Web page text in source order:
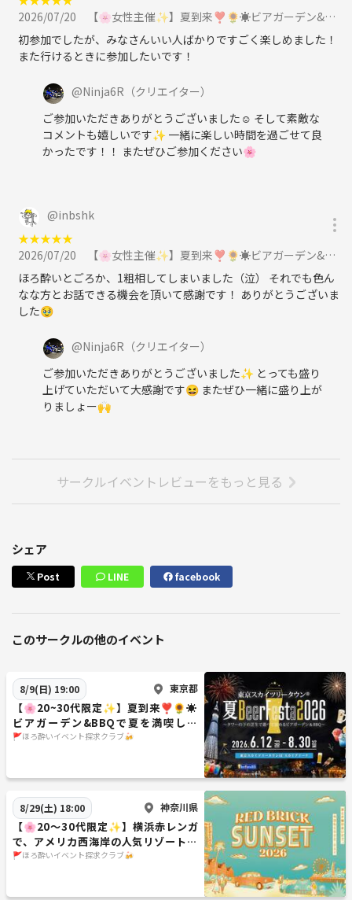
2026/07/20
【🌸女性主催✨】夏到来❣️🌻☀️ビアガーデン&BBQで夏を満喫しよう❣️🍖🔥に参加
初参加でしたが、みなさんいい人ばかりですごく楽しめました！
また行けるときに参加したいです！
@Ninja6R （クリエイター）
ご参加いただきありがとうございました☺️ そして素敵な
コメントも嬉しいです✨️ 一緒に楽しい時間を過ごせて良
かったです！！ またぜひご参加ください🌸
@inbshk
★★★★★
2026/07/20
【🌸女性主催✨】夏到来❣️🌻☀️ビアガーデン&BBQで夏を満喫しよう❣️🍖🔥に参加
ほろ酔いとごろか、1粗相してしまいました（泣） それでも色ん
なな方とお話できる機会を頂いて感謝です！ ありがとうございま
した🥹
@Ninja6R （クリエイター）
ご参加いただきありがとうございました✨️ とっても盛り
上げていただいて大感謝です😆 またぜひ一緒に盛り上が
りましょー🙌
サークルイベントレビューをもっと見る
シェア
Post LINE facebook
このサークルの他のイベント
8/9(日) 19:00 東京都
【🌸20~30代限定✨】夏到来❣️🌻☀️
ビアガーデン&BBQで夏を満喫しよ
う❣️🍖🔥
🚩ほろ酔いイベント探求クラブ🍻
8/29(土) 18:00 神奈川県
【🌸20〜30代限定✨】横浜赤レンガ
で、アメリカ西海岸の人気リゾート地
『サンタモニカ』を満喫❣️🍻🍔✨
🚩ほろ酔いイベント探求クラブ🍻